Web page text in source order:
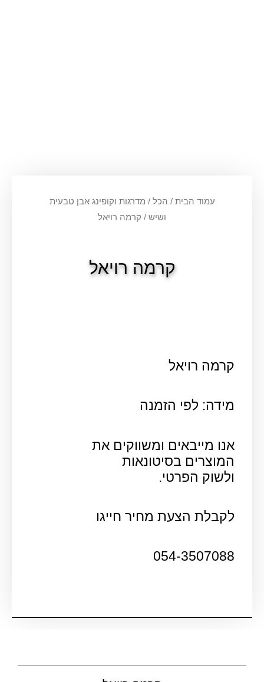
עמוד הבית / הכל / מדרגות וקופינג אבן טבעית
ושיש / קרמה רויאל
קרמה רויאל
קרמה רויאל
מידה: לפי הזמנה
אנו מייבאים ומשווקים את
המוצרים בסיטונאות
ולשוק הפרטי.
לקבלת הצעת מחיר חייגו
054-3507088